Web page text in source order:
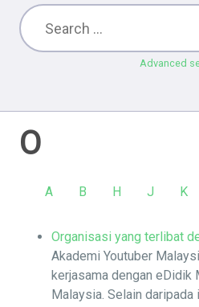
Advanced
O
A B H J K
Organisasi yang terlibat
Akademi Youtuber
kerjasama dengan eDidik
Malaysia. Selain daripada